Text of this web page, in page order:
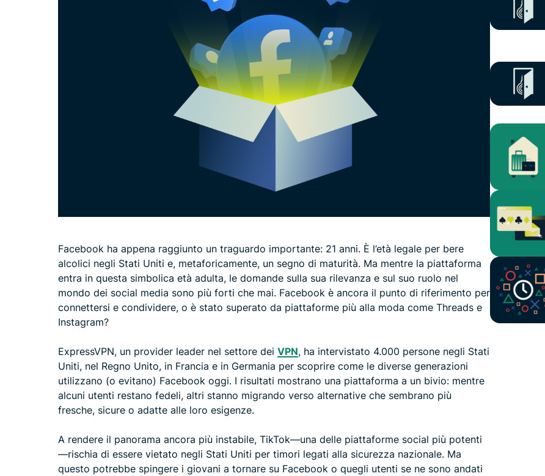
Facebook ha appena raggiunto un traguardo importante: 21 anni. È l’età legale per bere
alcolici negli Stati Uniti e, metaforicamente, un segno di maturità. Ma mentre la piattaforma
entra in questa simbolica età adulta, le domande sulla sua rilevanza e sul suo ruolo nel
mondo dei social media sono più forti che mai. Facebook è ancora il punto di riferimento per
connettersi e condividere, o è stato superato da piattaforme più alla moda come Threads e
Instagram?
ExpressVPN, un provider leader nel settore dei VPN, ha intervistato 4.000 persone negli Stati
Uniti, nel Regno Unito, in Francia e in Germania per scoprire come le diverse generazioni
utilizzano (o evitano) Facebook oggi. I risultati mostrano una piattaforma a un bivio: mentre
alcuni utenti restano fedeli, altri stanno migrando verso alternative che sembrano più
fresche, sicure o adatte alle loro esigenze.
A rendere il panorama ancora più instabile, TikTok—una delle piattaforme social più potenti
—rischia di essere vietato negli Stati Uniti per timori legati alla sicurezza nazionale. Ma
questo potrebbe spingere i giovani a tornare su Facebook o quegli utenti se ne sono andati